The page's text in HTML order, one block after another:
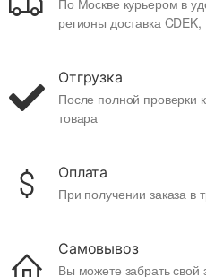
По Москве курьером в
регионы доставка
Отгрузка
После полной проверки
товара
Оплата
При получении заказа в
Самовывоз
Вы можете забрать